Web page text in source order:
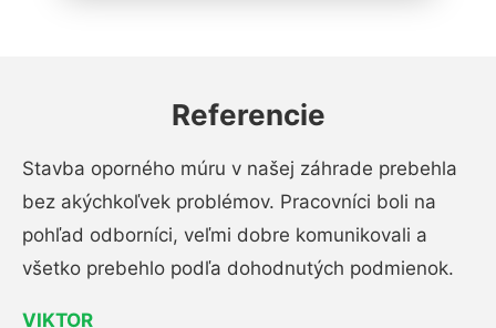
Referencie
Stavba oporného múru v našej záhrade prebehla
bez akýchkoľvek problémov. Pracovníci boli na
pohľad odborníci, veľmi dobre komunikovali a
všetko prebehlo podľa dohodnutých podmienok.
VIKTOR